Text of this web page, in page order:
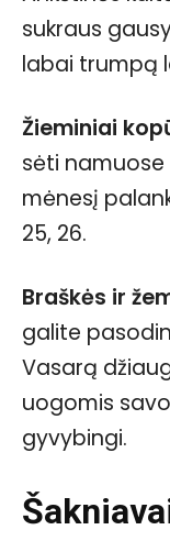
sukraus
labai trumpą
Žieminiai
sėti namuose
mėnesį
25, 26.
Braškės ir
galite
Vasarą
uogomis
gyvybingi.